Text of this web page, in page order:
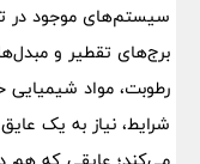
سیستم‌های موجود در
برج‌های تقطیر و
رطوبت، مواد شیمیایی
شرایط، نیاز به یک